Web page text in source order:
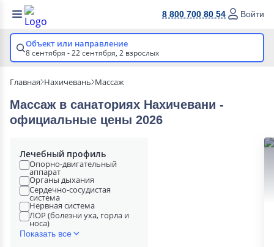
8 800 700 80 54 Войти
Объект или направление
8 сентября - 22 сентября, 2 взрослых
Главная Нахичевань Массаж
Массаж в cанаториях Нахичевани -
официальные цены 2026
Лечебный профиль
Опорно-двигательный
аппарат
Органы дыхания
Сердечно-сосудистая
система
Нервная система
ЛОР (болезни уха, горла и
носа)
Показать все